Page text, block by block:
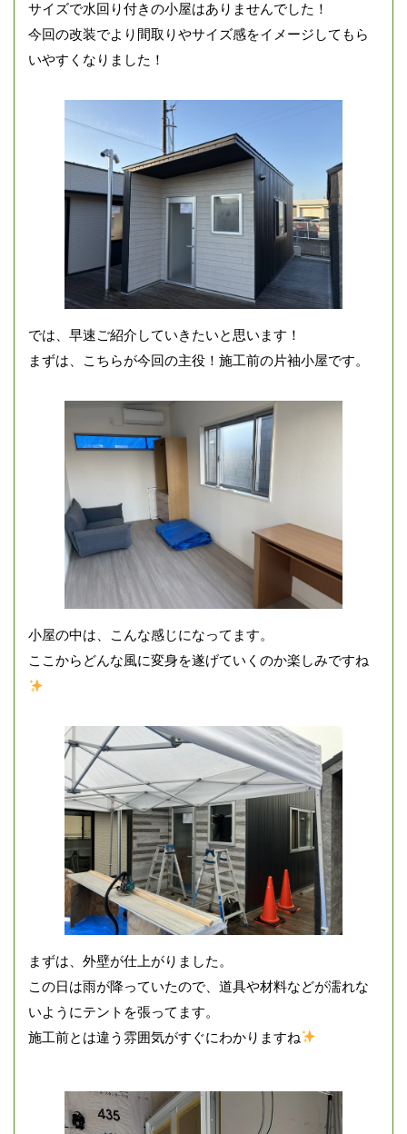
サイズで水回り付きの小屋はありませんでした！
今回の改装でより間取りやサイズ感をイメージしてもら
いやすくなりました！
では、早速ご紹介していきたいと思います！
まずは、こちらが今回の主役！施工前の片袖小屋です。
小屋の中は、こんな感じになってます。
ここからどんな風に変身を遂げていくのか楽しみですね
まずは、外壁が仕上がりました。
この日は雨が降っていたので、道具や材料などが濡れな
いようにテントを張ってます。
施工前とは違う雰囲気がすぐにわかりますね